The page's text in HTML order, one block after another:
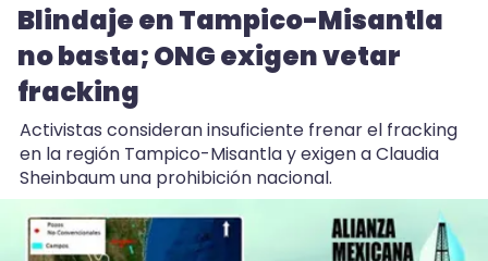
23:12
Aprueba Congreso Declaraciones de
Procedencia en contra de dos munícipes
Hicimos una propuesta para que Ingenio San
Pedro no cierre: Nahle
22:52
Huevo de EU entra a Veracruz y avicultores
acusan trato desleal
Blindaje en Tampico-Misantla
no basta; ONG exigen vetar
fracking
Activistas consideran insuficiente frenar el fracking
en la región Tampico-Misantla y exigen a Claudia
Sheinbaum una prohibición nacional.